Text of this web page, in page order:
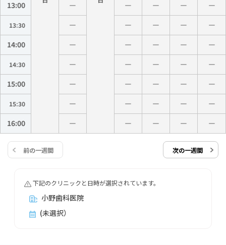
13:00
13:30
14:00
14:30
15:00
15:30
16:00
前の一週間 次の一週間
下記のクリニックと日時が選択されています。
小野歯科医院
(未選択）